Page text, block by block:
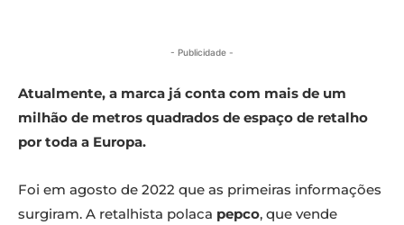
- Publicidade -
Atualmente, a marca já conta com mais de um
milhão de metros quadrados de espaço de retalho
por toda a Europa.
Foi em agosto de 2022 que as primeiras informações
surgiram. A retalhista polaca pepco, que vende